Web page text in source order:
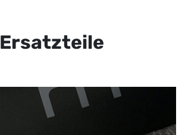
Ersatzteile